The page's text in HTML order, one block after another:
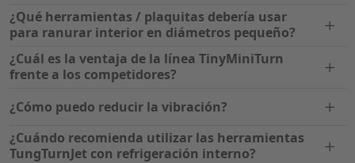
¿Qué herramientas / plaquitas debería usar
para ranurar interior en diámetros pequeño?
¿Cuál es la ventaja de la línea TinyMiniTurn
frente a los competidores?
¿Cómo puedo reducir la vibración?
¿Cuándo recomienda utilizar las herramientas
TungTurnJet con refrigeración interno?